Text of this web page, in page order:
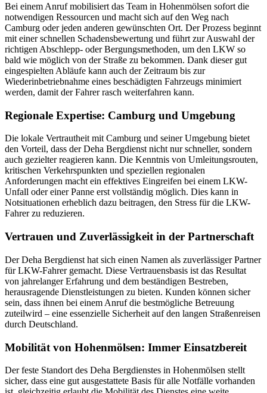
Bei einem Anruf mobilisiert das Team in Hohenmölsen sofort die
notwendigen Ressourcen und macht sich auf den Weg nach
Camburg oder jeden anderen gewünschten Ort. Der Prozess beginnt
mit einer schnellen Schadensbewertung und führt zur Auswahl der
richtigen Abschlepp- oder Bergungsmethoden, um den LKW so
bald wie möglich von der Straße zu bekommen. Dank dieser gut
eingespielten Abläufe kann auch der Zeitraum bis zur
Wiederinbetriebnahme eines beschädigten Fahrzeugs minimiert
werden, damit der Fahrer rasch weiterfahren kann.
Regionale Expertise: Camburg und Umgebung
Die lokale Vertrautheit mit Camburg und seiner Umgebung bietet
den Vorteil, dass der Deha Bergdienst nicht nur schneller, sondern
auch gezielter reagieren kann. Die Kenntnis von Umleitungsrouten,
kritischen Verkehrspunkten und speziellen regionalen
Anforderungen macht ein effektives Eingreifen bei einem LKW-
Unfall oder einer Panne erst vollständig möglich. Dies kann in
Notsituationen erheblich dazu beitragen, den Stress für die LKW-
Fahrer zu reduzieren.
Vertrauen und Zuverlässigkeit in der Partnerschaft
Der Deha Bergdienst hat sich einen Namen als zuverlässiger Partner
für LKW-Fahrer gemacht. Diese Vertrauensbasis ist das Resultat
von jahrelanger Erfahrung und dem beständigen Bestreben,
herausragende Dienstleistungen zu bieten. Kunden können sicher
sein, dass ihnen bei einem Anruf die bestmögliche Betreuung
zuteilwird – eine essenzielle Sicherheit auf den langen Straßenreisen
durch Deutschland.
Mobilität von Hohenmölsen: Immer Einsatzbereit
Der feste Standort des Deha Bergdienstes in Hohenmölsen stellt
sicher, dass eine gut ausgestattete Basis für alle Notfälle vorhanden